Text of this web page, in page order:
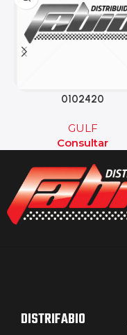
0102420
GULF
Consultar
DISTRIFABIO